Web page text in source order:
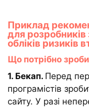
Приклад
для
обліків ризиків
Що потрібно
1. Бекап. Перед
програмістів
сайту. У разі